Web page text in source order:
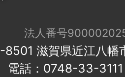
法人番号
滋賀県近江八幡
電話：0748-33-